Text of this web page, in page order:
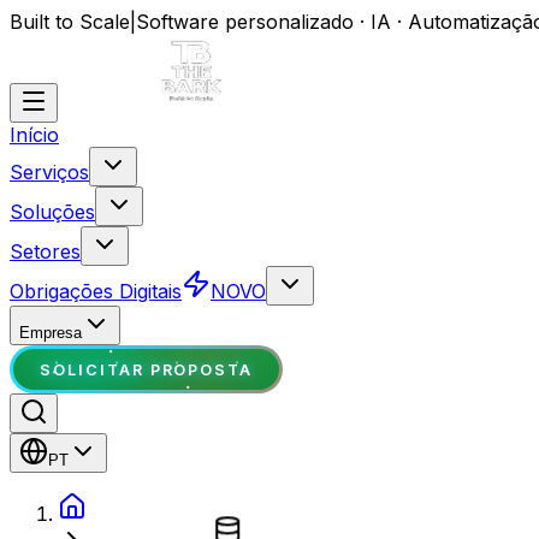
Built to Scale Software personalizado · IA ·
Início
Serviços
Soluções
Setores
Obrigações Digitais
NOVO
Empresa
SOLICITAR PROPOSTA
PT